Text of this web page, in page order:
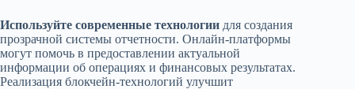
Используйте современные технологии для создания
прозрачной системы отчетности. Онлайн-платформы
могут помочь в предоставлении актуальной
информации об операциях и финансовых результатах.
Реализация блокчейн-технологий улучшит